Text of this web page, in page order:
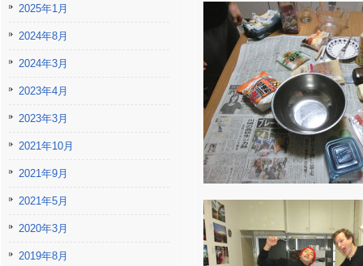
2025年1月
2024年8月
2024年3月
2023年4月
2023年3月
2021年10月
2021年9月
2021年5月
2020年3月
2019年8月